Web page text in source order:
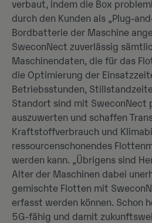
verbaut, indem die Box
durch den Kunden als „Plug-
Bordbatterie der Maschine
SweconNect zuverlässig
Maschinendaten, die für das
die Optimierung der
Betriebsstunden,
Standort sind mit SweconNect
auszuwerten und schaffen
Kraftstoffverbrauch und
ressourcenschonendes
werden kann. „Übrigens sind
Alter der Maschinen dabei
gemischte Flotten mit
erfasst werden können. Schon
5G-fähig und damit